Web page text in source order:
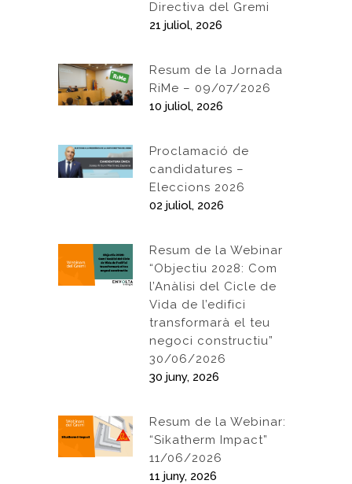
Directiva del Gremi
21 juliol, 2026
Resum de la Jornada
RiMe – 09/07/2026
10 juliol, 2026
Proclamació de
candidatures –
Eleccions 2026
02 juliol, 2026
Resum de la Webinar
“Objectiu 2028: Com
l’Anàlisi del Cicle de
Vida de l’edifici
transformarà el teu
negoci constructiu”
30/06/2026
30 juny, 2026
Resum de la Webinar:
“Sikatherm Impact”
11/06/2026
11 juny, 2026